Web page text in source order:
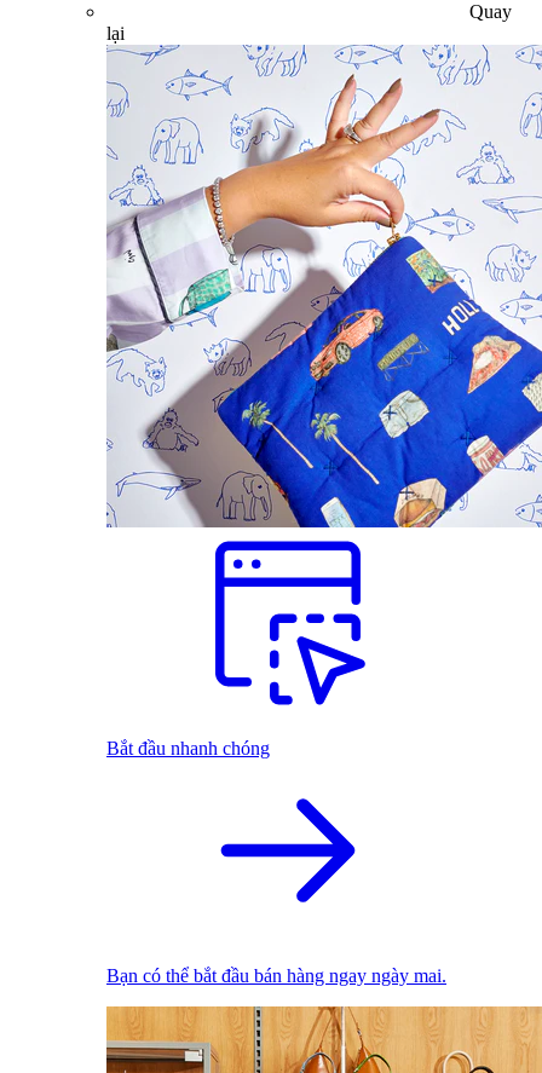
Quay
lại
Bắt đầu nhanh chóng
Bạn có thể bắt đầu bán hàng ngay ngày mai.